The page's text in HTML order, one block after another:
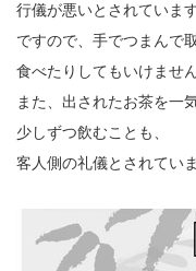
行儀が悪いとされています
ですので、手でつまんで
食べたりしてもいけません
また、出されたお茶を一
少しずつ飲むことも、
客人側の礼儀とされていま